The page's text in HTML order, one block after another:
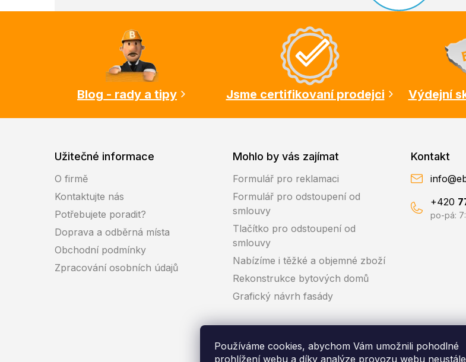
Používáme cookies, abychom Vám umožnili pohodlné
prohlížení webu a díky analýze provozu webu neustále
Blog - rady a tipy
Jsme certifikovaní prodejci Výdejní
Užitečné informace
O firmě
Kontaktujte nás
Potřebujete poradit?
Doprava a odběrná místa
Obchodní podmínky
Zpracování osobních údajů
Mohlo by vás zajímat
Formulář pro reklamaci
Formulář pro odstoupení od
smlouvy
Tlačítko pro odstoupení od
smlouvy
Nabízíme i těžké a objemné zboží
Rekonstrukce bytových domů
Grafický návrh fasády
Kontakt
+420
po-pá: